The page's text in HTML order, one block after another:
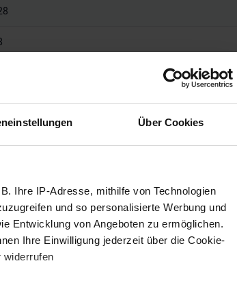
Über Cookies
Ihre IP-Adresse, mithilfe von Technologien
und so personalisierte Werbung und
Entwicklung von Angeboten zu ermöglichen.
Ihre Einwilligung jederzeit über die Cookie-
widerrufen
beim Kauf eine kleine Provision, ohne dass sich
ZUM BESTPREIS
Vergleichen